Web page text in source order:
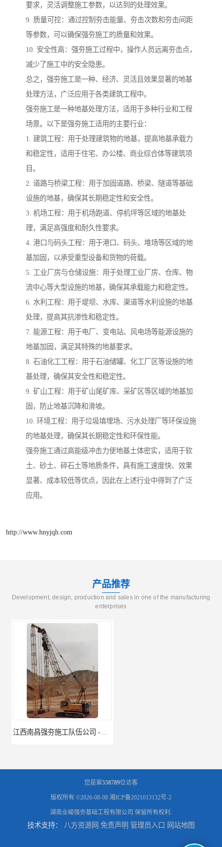
要求，灵活调整施工参数，以达到的处理效果。
9. 质量可控：通过控制夯击能量、夯击次数和夯击间距
等参数，可以确保强夯施工的质量和效果。
10. 安全性高：强夯施工过程中，操作人员远离夯击点，
减少了施工中的安全隐患。
总之，强夯施工是一种、经济、灵活且效果显著的地基
处理方法，广泛应用于各类建筑工程中。
强夯施工是一种地基处理方法，适用于多种行业和工程
场景。以下是强夯施工适用的主要行业：
1. 建筑工程：用于处理建筑物的地基，提高地基承载力
和稳定性，适用于住宅、办公楼、商业综合体等建筑项
目。
2. 道路与桥梁工程：用于加固道路、桥梁、隧道等基础
设施的地基，确保其长期稳定性和安全性。
3. 机场工程：用于机场跑道、停机坪等区域的地基处
理，满足高强度和耐久性要求。
4. 港口与码头工程：用于港口、码头、堆场等区域的地
基加固，以承受重型设备和货物的荷载。
5. 工业厂房与仓储设施：用于处理工业厂房、仓库、物
流中心等大型设施的地基，确保其承载能力和稳定性。
6. 水利工程：用于堤坝、水库、渠道等水利设施的地基
处理，提高其抗渗性和稳定性。
7. 能源工程：用于电厂、变电站、风电场等能源设施的
地基加固，满足其特殊的地基要求。
8. 石油化工工程：用于石油储罐、化工厂区等设施的地
基处理，确保其安全性和稳定性。
9. 矿山工程：用于矿山尾矿库、采矿区等区域的地基加
固，防止地基沉降和滑坡。
10. 环境工程：用于垃圾填埋场、污水处理厂等环保设施
的地基处理，确保其长期稳定性和环保性能。
强夯施工通过高能级冲击力使地基土体密实，适用于软
土、砂土、碎石土等地质条件，具有施工速度快、效果
显著、成本较低等优点，因此在上述行业中得到了广泛
应用。
http://www.hnyjqh.com
产品推荐
Development, design, production and sales in one of the manufacturing
enterprises
江西南昌强夯施工队伍公司 -湖南业峻强夯基础工程
您是第558789位访客
版权所有 ©2026-08-08 湘ICP备2021013132号-2
湖南业峻强夯基础工程有限公司 保留所有权利.
技术支持： 八方资源网 免责声明 管理员入口 网站地图